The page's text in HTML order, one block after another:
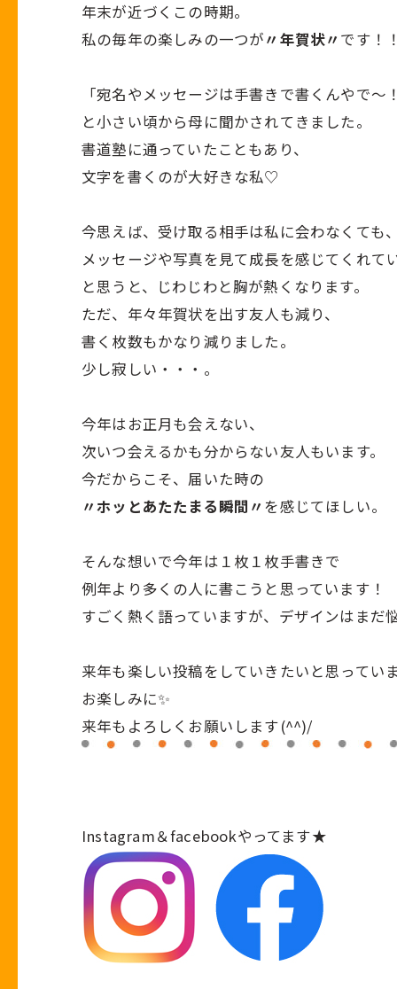
年末が近づくこの時期。
私の毎年の楽しみの一つが〃年賀状〃 です！！
「宛名やメッセージは手書きで書くんやで～！
と小さい頃から母に聞かされてきました。
書道塾に通っていたこともあり、
文字を書くのが大好きな私♡
今思えば、受け取る相手は私に会わなくても、
メッセージや写真を見て成長を感じてくれて
と思うと、じわじわと胸が熱くなります。
ただ、年々年賀状を出す友人も減り、
書く枚数もかなり減りました。
少し寂しい・・・。
今年はお正月も会えない、
次いつ会えるかも分からない友人もいます。
今だからこそ、届いた時の
〃ホッとあたたまる瞬間〃 を感じてほしい。
そんな想いで今年は１枚１枚手書きで
例年より多くの人に書こうと思っています！
すごく熱く語っていますが、デザインはまだ
来年も楽しい投稿をしていきたいと思ってい
お楽しみに✨
来年もよろしくお願いします(^^)/
Instagram＆facebookやってます★